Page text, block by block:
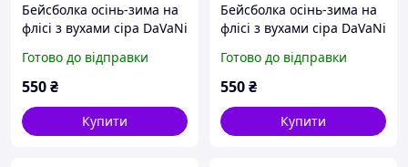
Бейсболка осінь-зима на
флісі з вухами сіра DaVaNi
Готово до відправки
550₴
Купити
Бейсболка осінь-зима на
флісі з вухами сіра DaVaNi
Готово до відправки
550₴
Купити